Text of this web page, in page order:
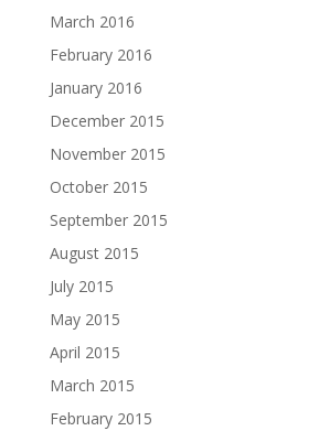
March 2016
February 2016
January 2016
December 2015
November 2015
October 2015
September 2015
August 2015
July 2015
May 2015
April 2015
March 2015
February 2015